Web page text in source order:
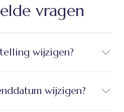
vragen
wijzigen?
wijzigen?